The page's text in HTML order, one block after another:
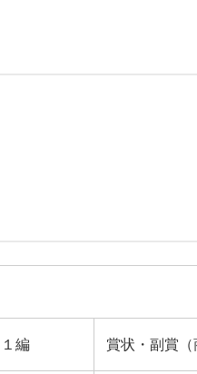
１編 賞状・副賞（